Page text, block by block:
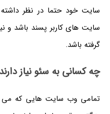
سایت خود حتما در نظر
سایت های کاربر پسند باشد و
گرفته باشد.
چه کسانی به سئو نیاز
تمامی وب سایت هایی که می